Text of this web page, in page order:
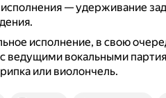
— удерживание
исполнение, в свою
ведущими вокальными
или виолончель.